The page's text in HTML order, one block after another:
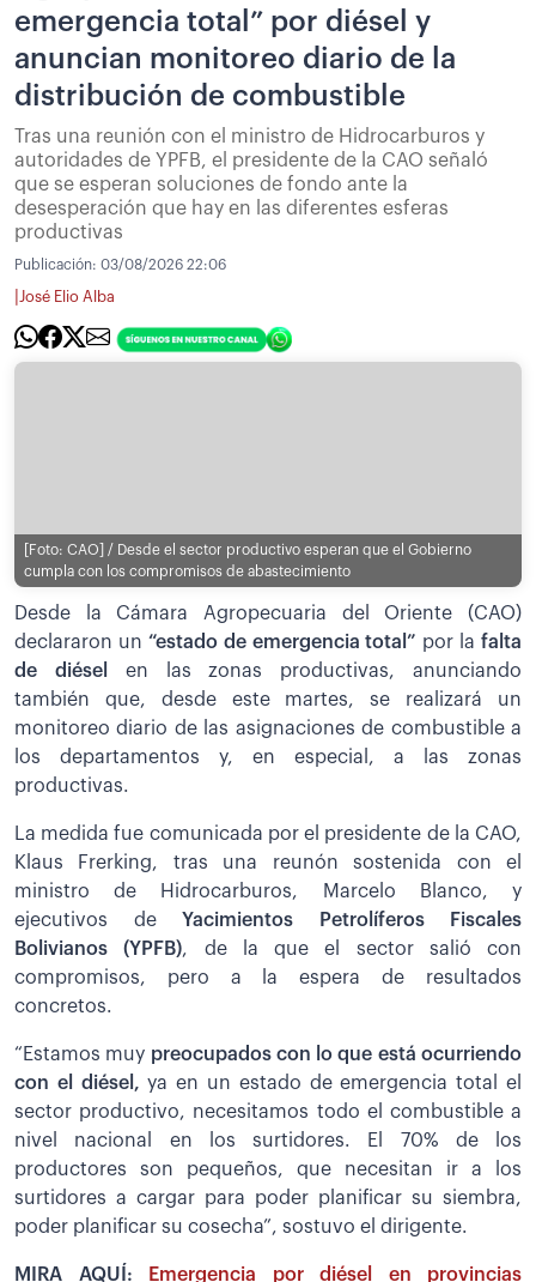
emergencia total” por diésel y
anuncian monitoreo diario de la
distribución de combustible
Tras una reunión con el ministro de Hidrocarburos y
autoridades de YPFB, el presidente de la CAO señaló
que se esperan soluciones de fondo ante la
desesperación que hay en las diferentes esferas
productivas
Publicación: 03/08/2026 22:06
José Elio Alba
[Foto: CAO] / Desde el sector productivo esperan que el Gobierno
cumpla con los compromisos de abastecimiento
Desde la Cámara Agropecuaria del Oriente (CAO)
declararon un “estado de emergencia total” por la falta
de diésel en las zonas productivas, anunciando
también que, desde este martes, se realizará un
monitoreo diario de las asignaciones de combustible a
los departamentos y, en especial, a las zonas
productivas.
La medida fue comunicada por el presidente de la CAO,
Klaus Frerking, tras una reunón sostenida con el
ministro de Hidrocarburos, Marcelo Blanco, y
ejecutivos de Yacimientos Petrolíferos Fiscales
Bolivianos (YPFB), de la que el sector salió con
compromisos, pero a la espera de resultados
concretos.
“Estamos muy preocupados con lo que está ocurriendo
con el diésel, ya en un estado de emergencia total el
sector productivo, necesitamos todo el combustible a
nivel nacional en los surtidores. El 70% de los
productores son pequeños, que necesitan ir a los
surtidores a cargar para poder planificar su siembra,
poder planificar su cosecha”, sostuvo el dirigente.
MIRA AQUÍ: Emergencia por diésel en provincias